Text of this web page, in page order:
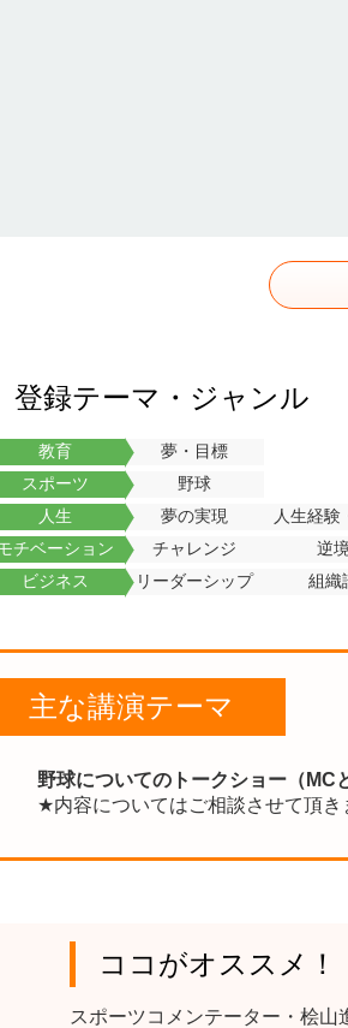
登録テーマ・ジャンル
教育
夢・目標
スポーツ
野球
人生
夢の実現
人生経験
チベーション
チャレンジ
逆境
ビジネス
リーダーシップ 組織
主な講演テーマ
野球についてのトークショー（MC
★内容についてはご相談させて頂き
ココがオススメ！
スポーツコメンテーター・桧山